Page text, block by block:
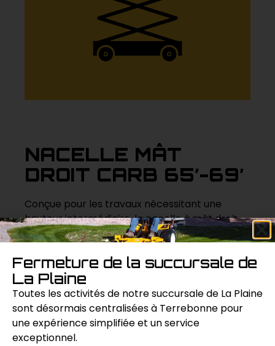
NACELLE MÂT
DROIT CARB 65′-69′
Conçue pour les travaux nécessitant une
hauteur intermédiaire, la nacelle à mât droit
carburant de 65 à 69 pieds offre une grande
projets de construction et de maintenance,
elle assure une performance fiable et
sécurisée sur divers terrains.
Demande de prix
Fermeture de la succursale de
La Plaine
Toutes les activités de notre succursale de La Plaine
sont désormais centralisées à Terrebonne pour
une expérience simplifiée et un service
exceptionnel.